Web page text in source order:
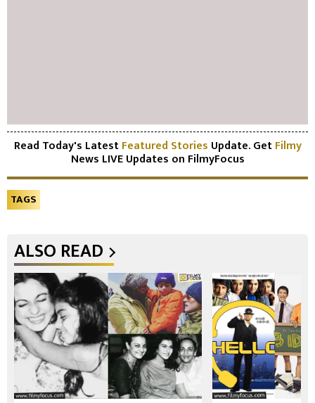
Read Today's LatestFeatured Stories Update. GetFilmy
News LIVE Updates on FilmyFocus
TAGS
ALSO READ